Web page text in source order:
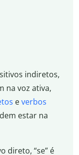
indiretos,
na voz ativa,
everbos
estar na
direto, “se” é